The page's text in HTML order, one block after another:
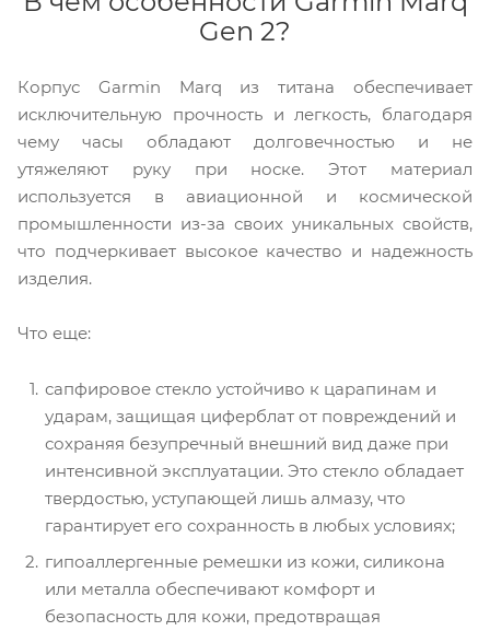
Gen 2?
Корпус Garmin Marq из титана обеспечивает
исключительную прочность и легкость, благодаря
чему часы обладают долговечностью и не
утяжеляют руку при носке. Этот материал
используется в авиационной и космической
промышленности из-за своих уникальных свойств,
что подчеркивает высокое качество и надежность
изделия.
Что еще:
сапфировое стекло устойчиво к царапинам и
ударам, защищая циферблат от повреждений и
сохраняя безупречный внешний вид даже при
интенсивной эксплуатации. Это стекло обладает
твердостью, уступающей лишь алмазу, что
гарантирует его сохранность в любых условиях;
гипоаллергенные ремешки из кожи, силикона
или металла обеспечивают комфорт и
безопасность для кожи, предотвращая